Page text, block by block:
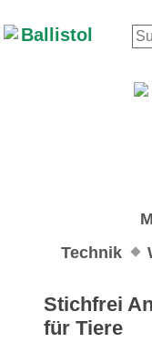
Technik
Stichfrei
für Tiere